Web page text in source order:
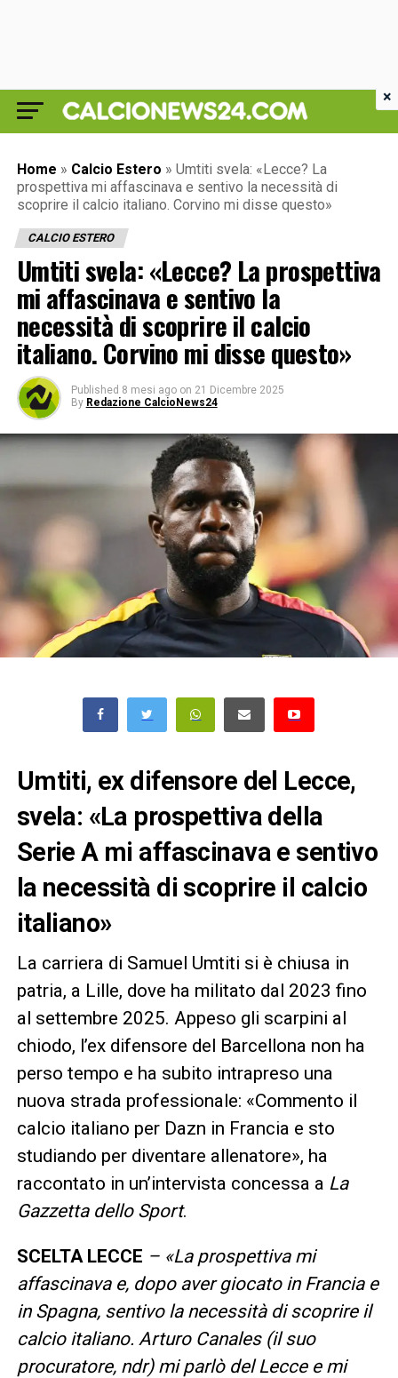
Home » Calcio Estero » Umtiti svela: «Lecce? La
prospettiva mi affascinava e sentivo la necessità di
scoprire il calcio italiano. Corvino mi disse questo»
CALCIO ESTERO
Umtiti svela: «Lecce? La prospettiva
mi affascinava e sentivo la
necessità di scoprire il calcio
italiano. Corvino mi disse questo»
Published 8 mesi ago on 21 Dicembre 2025
By Redazione CalcioNews24
Umtiti, ex difensore del Lecce,
svela: «La prospettiva della
Serie A mi affascinava e sentivo
la necessità di scoprire il calcio
italiano»
La carriera di Samuel Umtiti si è chiusa in
patria, a Lille, dove ha militato dal 2023 fino
al settembre 2025. Appeso gli scarpini al
chiodo, l’ex difensore del Barcellona non ha
perso tempo e ha subito intrapreso una
nuova strada professionale: «Commento il
calcio italiano per Dazn in Francia e sto
studiando per diventare allenatore», ha
raccontato in un’intervista concessa a La
Gazzetta dello Sport.
SCELTA LECCE – «La prospettiva mi
affascinava e, dopo aver giocato in Francia e
in Spagna, sentivo la necessità di scoprire il
calcio italiano. Arturo Canales (il suo
procuratore, ndr)mi parlò del Lecce e mi
×